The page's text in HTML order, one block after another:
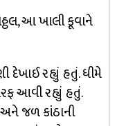
આ ખાલી કૂવાને
દેખાઈ રહ્યું હતું. ધીમે
આવી રહ્યું હતું.
જળ કાંઠાની